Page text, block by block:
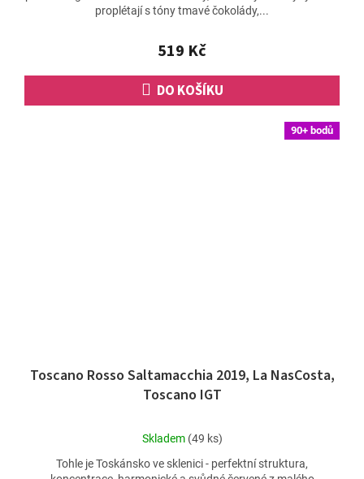
519 Kč
DO KOŠÍKU
proplétají s tóny tmavé čokolády,...
90+ bodů
Toscano Rosso Saltamacchia 2019, La NasCosta,
Toscano IGT
Průměrné
produktu
Skladem (49 ks)
Tohle je Toskánsko ve sklenici - perfektní struktura,